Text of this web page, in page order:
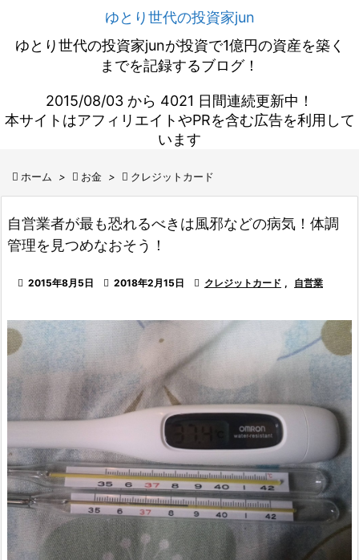
ゆとり世代の投資家jun
ゆとり世代の投資家junが投資で1億円の資産を築く
までを記録するブログ！
2015/08/03 から 4021 日間連続更新中！
本サイトはアフィリエイトやPRを含む広告を利用して
います
 ホーム >  お金 >  クレジットカード
自営業者が最も恐れるべきは風邪などの病気！体調
管理を見つめなおそう！
 2015年8月5日  2018年2月15日  クレジットカード , 自営業